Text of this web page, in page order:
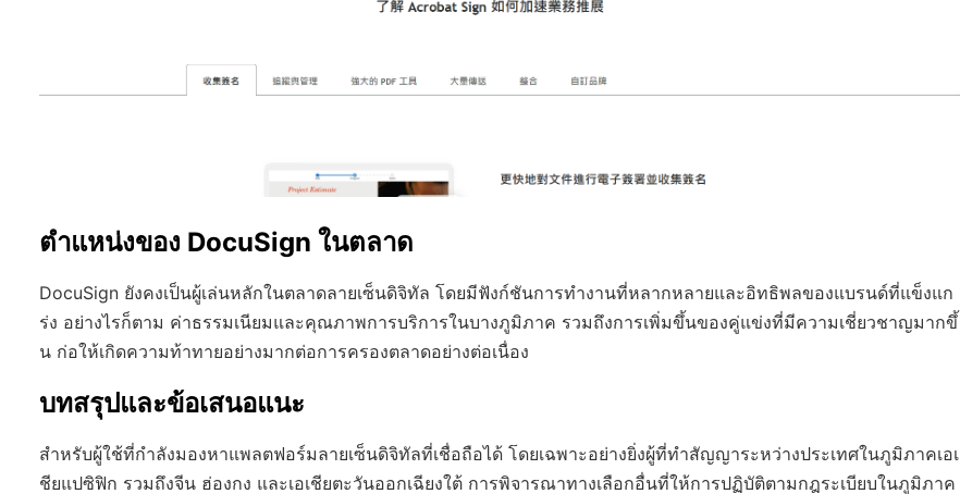
ตำแหน่งของ DocuSign ในตลาด
DocuSign ยังคงเป็นผู้เล่นหลักในตลาดลายเซ็นดิจิทัล โดยมีฟังก์ชันการทำงานที่หลากหลายและอิทธิพลของแบรนด์ที่แข็งแก
ร่ง อย่างไรก็ตาม ค่าธรรมเนียมและคุณภาพการบริการในบางภูมิภาค รวมถึงการเพิ่มขึ้นของคู่แข่งที่มีความเชี่ยวชาญมากขึ้
น ก่อให้เกิดความท้าทายอย่างมากต่อการครองตลาดอย่างต่อเนื่อง
บทสรุปและข้อเสนอแนะ
สำหรับผู้ใช้ที่กำลังมองหาแพลตฟอร์มลายเซ็นดิจิทัลที่เชื่อถือได้ โดยเฉพาะอย่างยิ่งผู้ที่ทำสัญญาระหว่างประเทศในภูมิภาคเอเ
ชียแปซิฟิก รวมถึงจีน ฮ่องกง และเอเชียตะวันออกเฉียงใต้ การพิจารณาทางเลือกอื่นที่ให้การปฏิบัติตามกฎระเบียบในภูมิภาค